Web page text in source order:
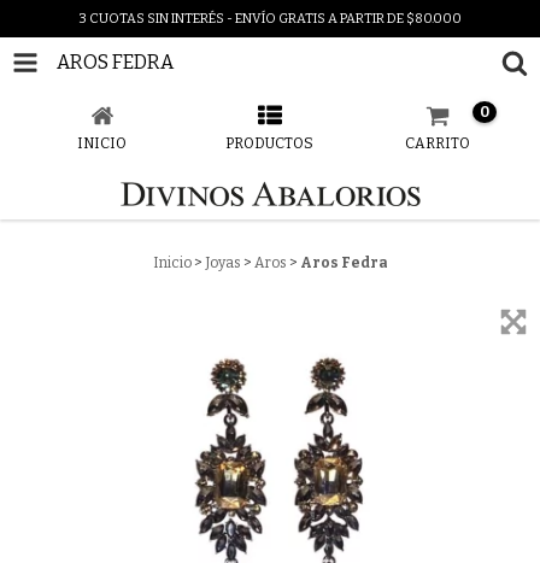
3 CUOTAS SIN INTERÉS - ENVÍO GRATIS A PARTIR DE $80.000
AROS FEDRA
INICIO PRODUCTOS CARRITO
0
Inicio > Joyas > Aros > Aros Fedra